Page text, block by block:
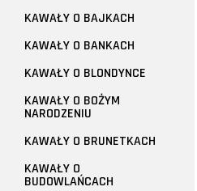
KAWAŁY O BAJKACH
KAWAŁY O BANKACH
KAWAŁY O BLONDYNCE
KAWAŁY O BOŻYM
NARODZENIU
KAWAŁY O BRUNETKACH
KAWAŁY O
BUDOWLAŃCACH